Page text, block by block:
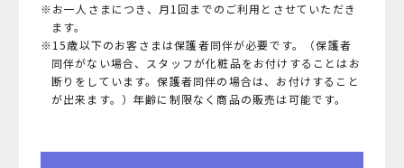
※お一人さまにつき、月1回までのご利用とさせていただき
ます。
※15歳以下のお客さまは保護者同伴が必要です。（保護者
同伴がない場合、スタッフが化粧品をお付けすることはお
断りをしています。保護者同伴の場合は、お付けすること
が出来ます。）年齢に制限なく商品の販売は可能です。